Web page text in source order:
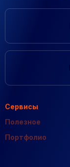
Сервисы
Полезное
Портфолио